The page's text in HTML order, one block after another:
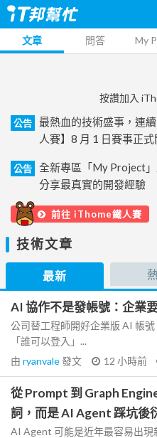
文章 問答 My
按讚加入
公告
最熱血的技術盛事，連
人賽】8 月 1 日賽事正式
公告
全新專區「My Project
分享最真實的開發經驗
前往 iThome鐵人賽
技術文章
最新
AI 協作不是發帳號：企業
公司替工程師開好企業版 AI 帳
「誰可以登入」...
由 ryanvale發文 12 小時前
從 Prompt 到 Graph
詞，而是 AI Agent 踩坑後
AI Agent 可能是近年最容易出